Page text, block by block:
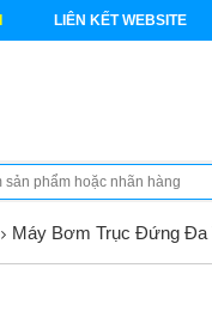
LIÊN KẾT WEBSITE
Máy Bơm Trục Đứng Đa